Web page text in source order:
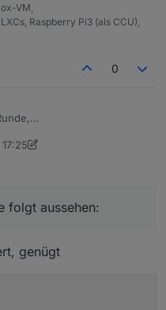
VM,
Raspberry Pi3 (als CCU),
0
"Umrechnungen" einfügen?
helfen mit der ALias-
0:
// oder 'number'
folgt aussehen:
genügt